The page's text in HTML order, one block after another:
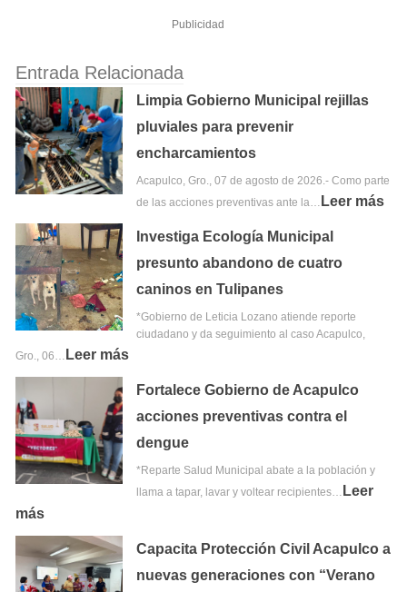
Publicidad
Entrada Relacionada
Limpia Gobierno Municipal rejillas
pluviales para prevenir
encharcamientos
Acapulco, Gro., 07 de agosto de 2026.- Como parte
de las acciones preventivas ante la…
Leer más
Investiga Ecología Municipal
presunto abandono de cuatro
caninos en Tulipanes
*Gobierno de Leticia Lozano atiende reporte
ciudadano y da seguimiento al caso Acapulco,
Gro., 06…
Leer más
Fortalece Gobierno de Acapulco
acciones preventivas contra el
dengue
*Reparte Salud Municipal abate a la población y
llama a tapar, lavar y voltear recipientes…
Leer
más
Capacita Protección Civil Acapulco a
nuevas generaciones con “Verano